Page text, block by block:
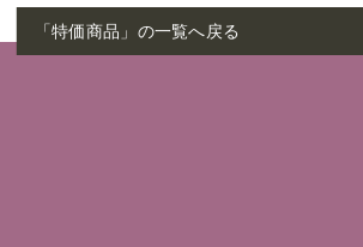
「特価商品」の一覧へ戻る